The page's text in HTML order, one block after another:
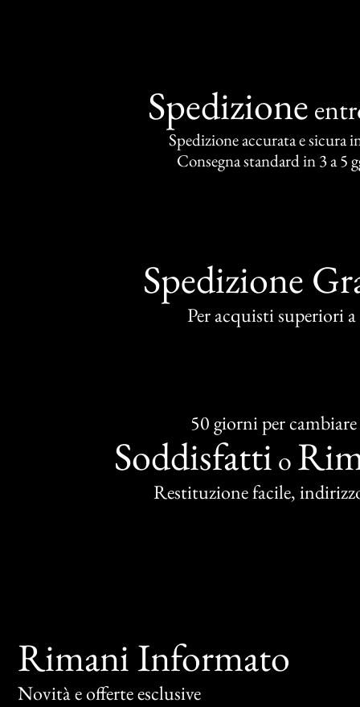
Spedizione
Spedizione accurata e sicura
Consegna standard in 3 a 5
Spedizione
Per acquisti superiori
50 giorni per cambiare
Soddisfatti o
Restituzione facile,
Rimani Informato
Novità e offerte esclusive